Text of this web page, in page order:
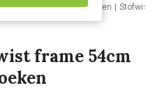
Schoonmaakmaterialen
frame 54cm